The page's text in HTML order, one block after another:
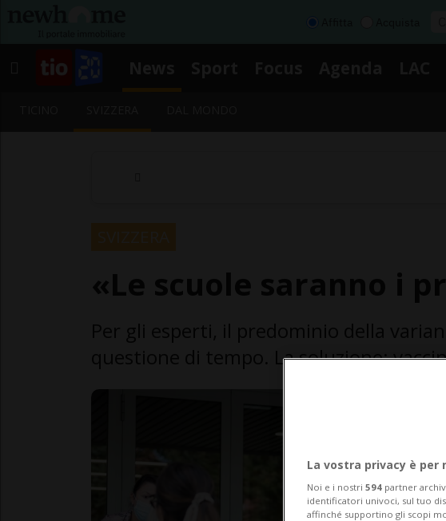
questione di tempo. La soluzione:
La vostra privacy è
Noi e i nostri 594 partner
identificatori univoci, sul tuo
affinché supportino gli scopi